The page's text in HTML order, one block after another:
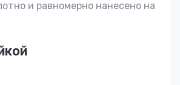
и равномерно нанесено на